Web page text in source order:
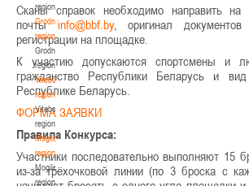
region
Grodno
region
Grodno
region
Vitebsk
region
Vitebsk
region
Mogilev
region
Mogilev
region
Сканы справок необходимо направить на
почты
, оригинал документов
регистрации на площадке.
К участию допускаются спортсмены и
гражданство Республики Беларусь и
Республике Беларусь.
ФОРМА ЗАЯВКИ
Правила Конкурса:
Участники последовательно выполняют 15
из-за трёхочковой линии (по 3 броска с